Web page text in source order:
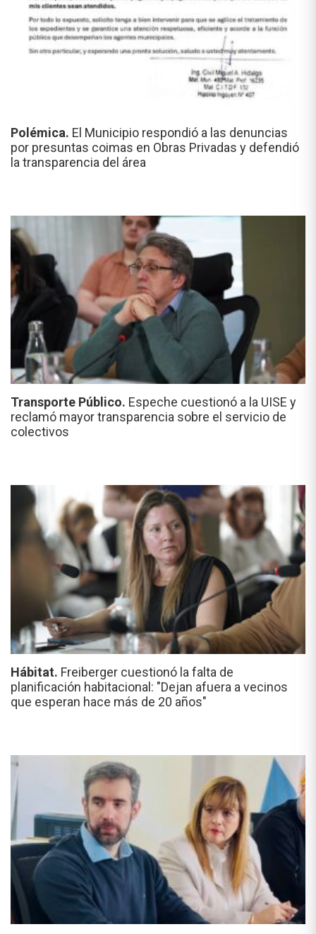
Polémica. El Municipio respondió a las denuncias
por presuntas coimas en Obras Privadas y defendió
la transparencia del área
Transporte Público. Espeche cuestionó a la UISE y
reclamó mayor transparencia sobre el servicio de
colectivos
Hábitat. Freiberger cuestionó la falta de
planificación habitacional: "Dejan afuera a vecinos
que esperan hace más de 20 años"